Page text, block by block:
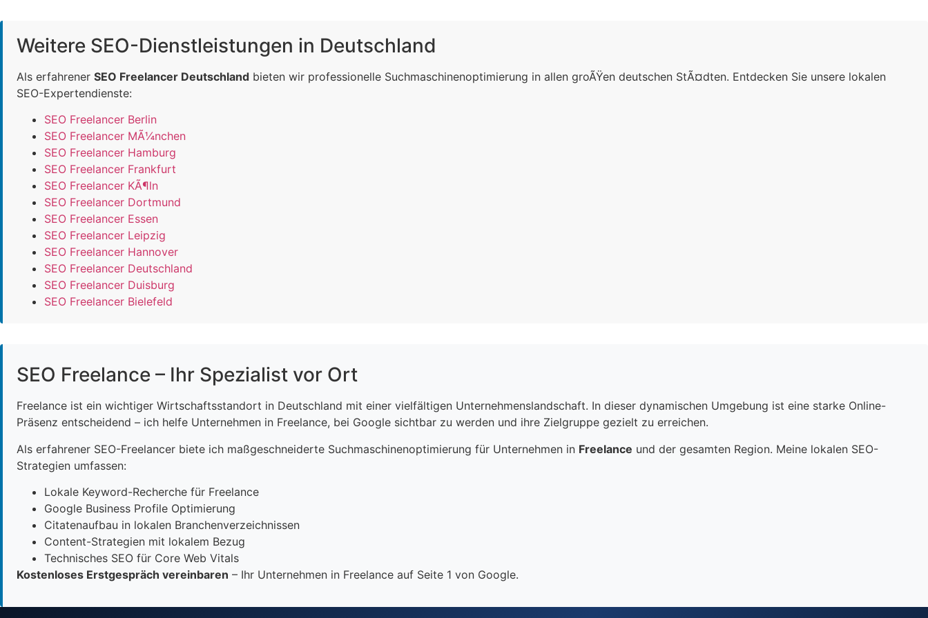
Weitere SEO-Dienstleistungen in Deutschland
Als erfahrener SEO Freelancer Deutschland bieten wir professionelle Suchmaschinenoptimierung in allen groÃŸen deutschen StÃ¤dten. Entdecken Sie unsere lokalen
SEO-Expertendienste:
SEO Freelancer Berlin
SEO Freelancer MÃ¼nchen
SEO Freelancer Hamburg
SEO Freelancer Frankfurt
SEO Freelancer KÃ¶ln
SEO Freelancer Dortmund
SEO Freelancer Essen
SEO Freelancer Leipzig
SEO Freelancer Hannover
SEO Freelancer Deutschland
SEO Freelancer Duisburg
SEO Freelancer Bielefeld
SEO Freelance – Ihr Spezialist vor Ort
Freelance ist ein wichtiger Wirtschaftsstandort in Deutschland mit einer vielfältigen Unternehmenslandschaft. In dieser dynamischen Umgebung ist eine starke Online-
Präsenz entscheidend – ich helfe Unternehmen in Freelance, bei Google sichtbar zu werden und ihre Zielgruppe gezielt zu erreichen.
Als erfahrener SEO-Freelancer biete ich maßgeschneiderte Suchmaschinenoptimierung für Unternehmen in Freelance und der gesamten Region. Meine lokalen SEO-
Strategien umfassen:
Lokale Keyword-Recherche für Freelance
Google Business Profile Optimierung
Citatenaufbau in lokalen Branchenverzeichnissen
Content-Strategien mit lokalem Bezug
Technisches SEO für Core Web Vitals
Kostenloses Erstgespräch vereinbaren – Ihr Unternehmen in Freelance auf Seite 1 von Google.